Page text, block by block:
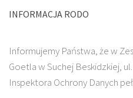
INFORMACJA RODO
Informujemy Państwa, że w
Goetla w Suchej Beskidzkiej,
Inspektora Ochrony Danych